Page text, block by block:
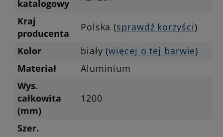
katalogowy
Kraj
producenta
Polska (sprawdź korzyści)
Kolor
biały (więcej o tej barwie)
Materiał
Aluminium
Wys.
całkowita
(mm)
1200
Szer.